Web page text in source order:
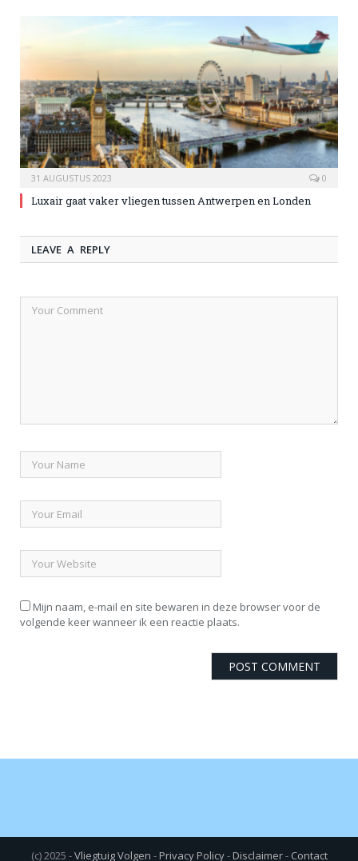
31 AUGUSTUS 2023 0
Luxair gaat vaker vliegen tussen Antwerpen en Londen
LEAVE A REPLY
Mijn naam, e-mail en site bewaren in deze browser voor de
volgende keer wanneer ik een reactie plaats.
(c) 2025 -Vliegtuig Volgen - Privacy Policy- Disclaimer- Contact